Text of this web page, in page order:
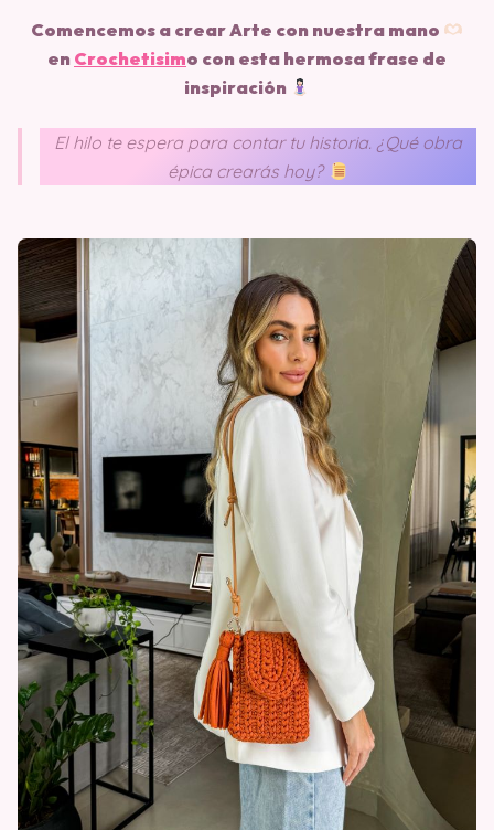
Comencemos a crear Arte con nuestra mano
en Crochetisimo con esta hermosa frase de
inspiración
El hilo te espera para contar tu historia. ¿Qué obra
épica crearás hoy?